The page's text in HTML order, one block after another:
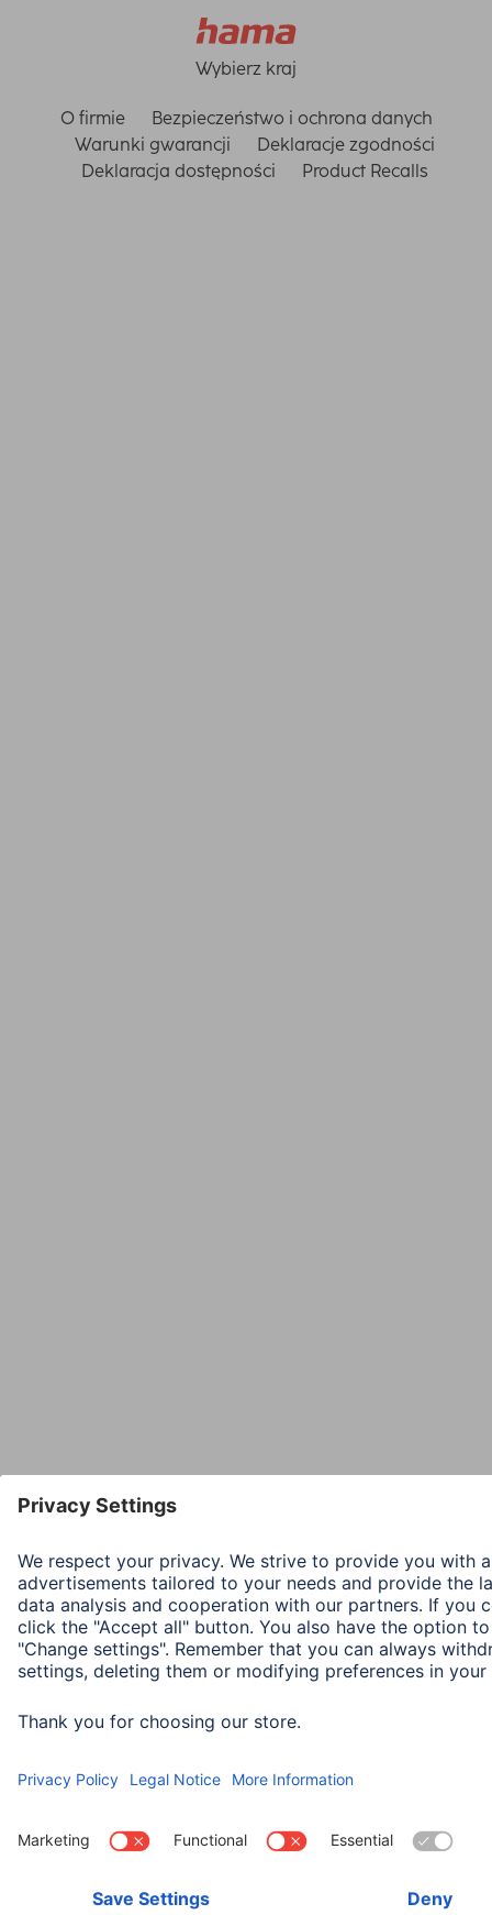
Wybierz kraj
O firmie
Bezpieczeństwo i ochrona danych
Warunki gwarancji
Deklaracje zgodności
Deklaracja dostępności
Product Recalls